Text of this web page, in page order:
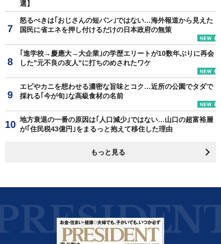
選】
怒るべきは｢おじさんの短パン｣ではない…海外報道から見えた
国民に省エネを押し付けるだけの日本政府の無策
｢進学校→慶應大→大企業｣の学歴エリートが10数年ぶりに再会
した"元不良の友人"に打ちのめされたワケ
エビやカニを想わせる濃密な旨味とコク…近所の公園でタダで
採れる｢今が旬｣な高級食材の名前
地方衰退の一番の原因は｢人口減少｣ではない…山口の超富裕層
が｢住民税43億円｣をまるっと抱えて移住した理由
もっと見る